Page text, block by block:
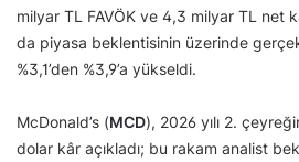
milyar TL FAVÖK ve 4,3 milyar TL net
da piyasa beklentisinin üzerinde
%3,1’den %3,9’a yükseldi.
McDonald’s (MCD), 2026 yılı 2.
dolar kâr açıkladı; bu rakam analist